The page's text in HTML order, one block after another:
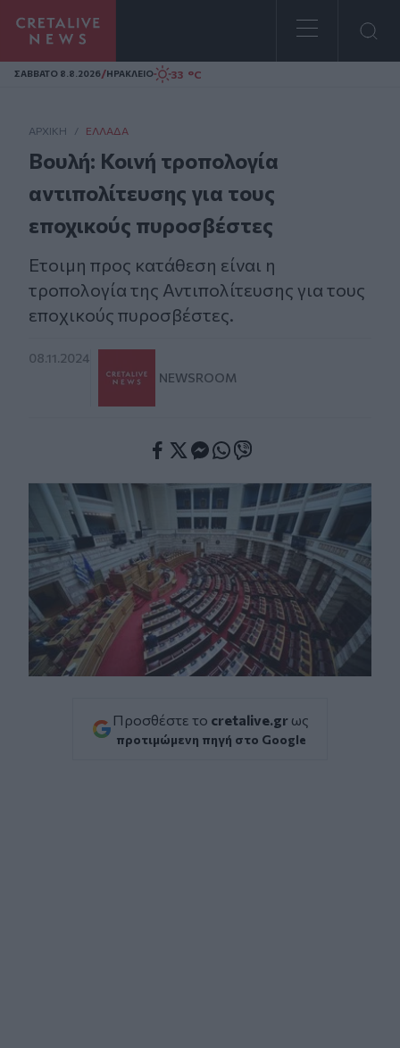
Homepage
ΣAΒΒΑΤΟ 8.8.2026/ΗΡΑΚΛΕΙΟ 33 °C
ΑΡΧΙΚΗ / ΕΛΛΆΔΑ
Βουλή: Κοινή τροπολογία
αντιπολίτευσης για τους
εποχικούς πυροσβέστες
Ετοιμη προς κατάθεση είναι η
τροπολογία της Αντιπολίτευσης για τους
εποχικούς πυροσβέστες.
08.11.2024
NEWSROOM
Προσθέστε το cretalive.gr ως
προτιμώμενη πηγή στο Google